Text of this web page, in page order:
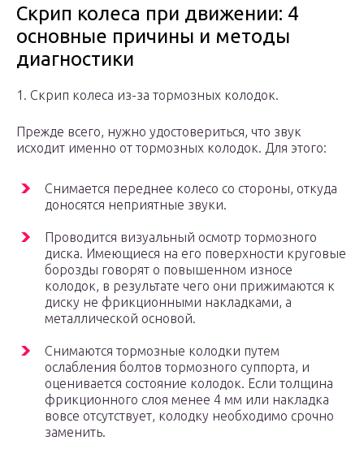
Скрип колеса при движении: 4
основные причины и методы
диагностики
1. Скрип колеса из-за тормозных колодок.
Прежде всего, нужно удостовериться, что звук
исходит именно от тормозных колодок. Для этого:
Снимается переднее колесо со стороны, откуда
доносятся неприятные звуки.
Проводится визуальный осмотр тормозного
диска. Имеющиеся на его поверхности круговые
борозды говорят о повышенном износе
колодок, в результате чего они прижимаются к
диску не фрикционными накладками, а
металлической основой.
Снимаются тормозные колодки путем
ослабления болтов тормозного суппорта, и
оценивается состояние колодок. Если толщина
фрикционного слоя менее 4 мм или накладка
вовсе отсутствует, колодку необходимо срочно
заменить.